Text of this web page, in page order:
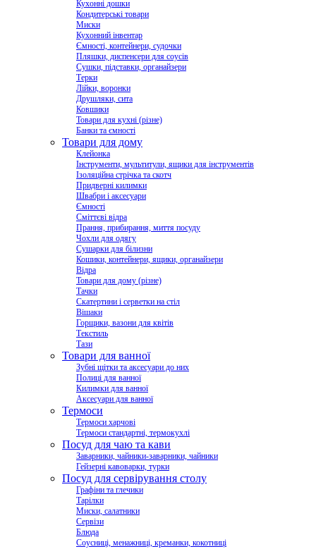
Кухонні дошки
Кондитерські товари
Миски
Кухонний інвентар
Ємності, контейнери, судочки
Пляшки, диспенсери для соусів
Сушки, підставки, органайзери
Терки
Лійки, воронки
Друшляки, сита
Ковшики
Товари для кухні (різне)
Банки та ємності
Товари для дому
Клейонка
Інструменти, мультитули, ящики для інструментів
Ізоляційна стрічка та скотч
Придверні килимки
Швабри і аксесуари
Ємності
Сміттєві відра
Прання, прибирання, миття посуду
Чохли для одягу
Сушарки для білизни
Кошики, контейнери, ящики, органайзери
Відра
Товари для дому (різне)
Тачки
Скатертини і серветки на стіл
Вішаки
Горщики, вазони для квітів
Текстиль
Тази
Товари для ванної
Зубні щітки та аксесуари до них
Полиці для ванної
Килимки для ванної
Аксесуари для ванної
Термоси
Термоси харчові
Термоси стандартні, термокухлі
Посуд для чаю та кави
Заварники, чайники-заварники, чайники
Гейзерні кавоварки, турки
Посуд для сервірування столу
Графіни та глечики
Тарілки
Миски, салатники
Сервізи
Блюда
Соусниці, менажниці, креманки, кокотниці